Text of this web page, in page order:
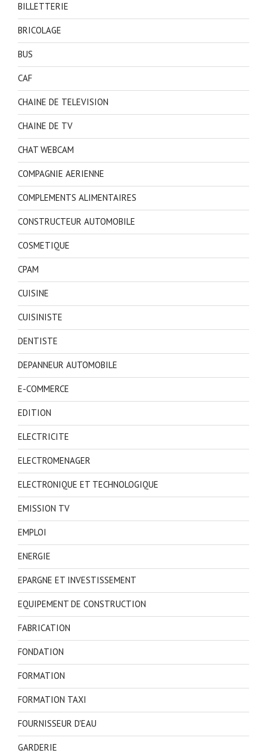
BILLETTERIE
BRICOLAGE
BUS
CAF
CHAINE DE TELEVISION
CHAINE DE TV
CHAT WEBCAM
COMPAGNIE AERIENNE
COMPLEMENTS ALIMENTAIRES
CONSTRUCTEUR AUTOMOBILE
COSMETIQUE
CPAM
CUISINE
CUISINISTE
DENTISTE
DEPANNEUR AUTOMOBILE
E-COMMERCE
EDITION
ELECTRICITE
ELECTROMENAGER
ELECTRONIQUE ET TECHNOLOGIQUE
EMISSION TV
EMPLOI
ENERGIE
EPARGNE ET INVESTISSEMENT
EQUIPEMENT DE CONSTRUCTION
FABRICATION
FONDATION
FORMATION
FORMATION TAXI
FOURNISSEUR D'EAU
GARDERIE